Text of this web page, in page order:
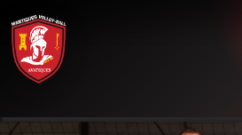
Panneau de gestion des cookies